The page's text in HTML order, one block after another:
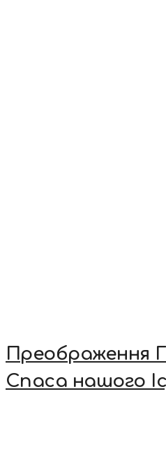
Преображення
Спаса нашого